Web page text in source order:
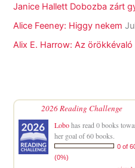
Janice Hallett Dobozba zárt
Alice Feeney: Higgy nekem
Alix E. Harrow: Az örökkévaló
2026 Reading Challenge
Lobohas read 0 books
her goal of 60 books.
0 of
(0%)